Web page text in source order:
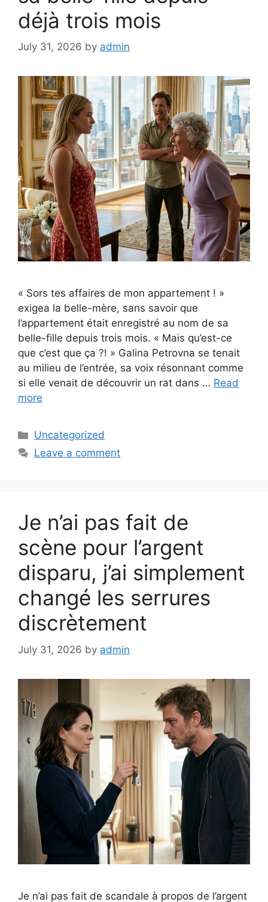
déjà trois mois
July 31, 2026 by admin
« Sors tes affaires de mon appartement ! »
exigea la belle-mère, sans savoir que
l’appartement était enregistré au nom de sa
belle-fille depuis trois mois. « Mais qu’est-ce
que c’est que ça ?! » Galina Petrovna se tenait
au milieu de l’entrée, sa voix résonnant comme
si elle venait de découvrir un rat dans … Read
more
Categories
Uncategorized
Leave a comment
Je n’ai pas fait de
scène pour l’argent
disparu, j’ai simplement
changé les serrures
discrètement
July 31, 2026 by admin
Je n’ai pas fait de scandale à propos de l’argent